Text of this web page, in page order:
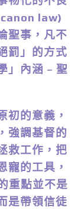
law)
聖事，凡不
罰」的方式
」內涵 – 聖
初的意義，
強調基督的
救工作，把
寵的工具，
重點並不是
是帶領信徒